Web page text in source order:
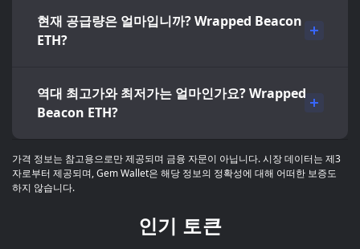
현재 공급량은 얼마입니까? Wrapped Beacon
ETH?
역대 최고가와 최저가는 얼마인가요? Wrapped
Beacon ETH?
가격 정보는 참고용으로만 제공되며 금융 자문이 아닙니다. 시장 데이터는 제3
자로부터 제공되며, Gem Wallet은 해당 정보의 정확성에 대해 어떠한 보증도
하지 않습니다.
인기 토큰